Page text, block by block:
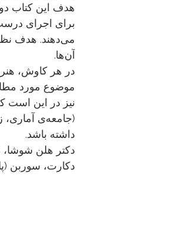
هدف این کتاب
برای اجرای
می‌دهند. هدف
آن‌ها.
در هر کاوش،
موضوع مورد
نیز در این است
(جامعه‌ی
داشته باشد.
دکتر هلن شوشا،
دکارت، سوربن